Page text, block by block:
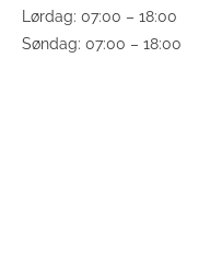
Lørdag: 07:00 – 18:00
Søndag: 07:00 – 18:00